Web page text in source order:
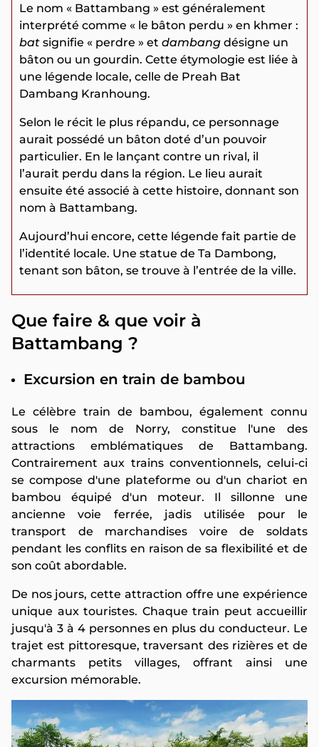
Le nom « Battambang » est généralement
interprété comme « le bâton perdu » en khmer :
bat signifie « perdre » et dambang désigne un
bâton ou un gourdin. Cette étymologie est liée à
une légende locale, celle de Preah Bat
Dambang Kranhoung.
Selon le récit le plus répandu, ce personnage
aurait possédé un bâton doté d’un pouvoir
particulier. En le lançant contre un rival, il
l’aurait perdu dans la région. Le lieu aurait
ensuite été associé à cette histoire, donnant son
nom à Battambang.
Aujourd’hui encore, cette légende fait partie de
l’identité locale. Une statue de Ta Dambong,
tenant son bâton, se trouve à l’entrée de la ville.
Que faire & que voir à
Battambang ?
Excursion en train de bambou
Le célèbre train de bambou, également connu
sous le nom de Norry, constitue l'une des
attractions emblématiques de Battambang.
Contrairement aux trains conventionnels, celui-ci
se compose d'une plateforme ou d'un chariot en
bambou équipé d'un moteur. Il sillonne une
ancienne voie ferrée, jadis utilisée pour le
transport de marchandises voire de soldats
pendant les conflits en raison de sa flexibilité et de
son coût abordable.
De nos jours, cette attraction offre une expérience
unique aux touristes. Chaque train peut accueillir
jusqu'à 3 à 4 personnes en plus du conducteur. Le
trajet est pittoresque, traversant des rizières et de
charmants petits villages, offrant ainsi une
excursion mémorable.